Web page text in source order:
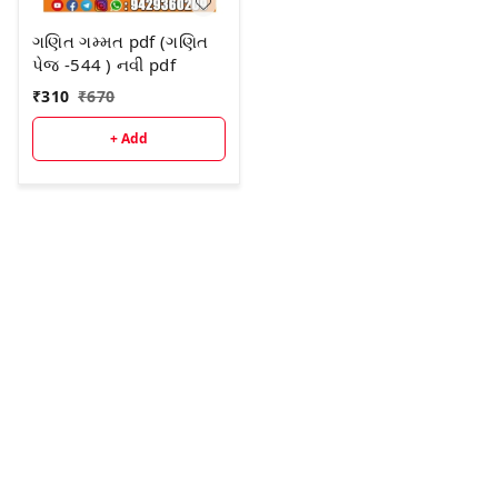
ગણિત ગમ્મત pdf (ગણિત
પેજ -544 ) નવી pdf
₹310 ₹670
+ Add